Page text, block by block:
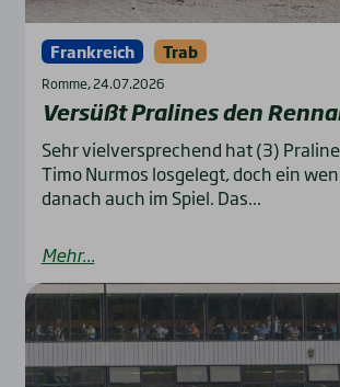
Frankreich Trab
Romme, 24.07.2026
Ver­süßt Pra­li­nes den
Sehr vielversprechend hat (3)
Timo Nurmos losgelegt, doch ein
danach auch im Spiel. Das...
Mehr...